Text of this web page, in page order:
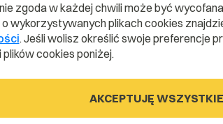
–
zgoda w każdej chwili może być
wykorzystywanych plikach cookies
. Jeśli wolisz określić swoje preferencje
cookies poniżej.
AKCEPTUJĘ WSZYSTKIE